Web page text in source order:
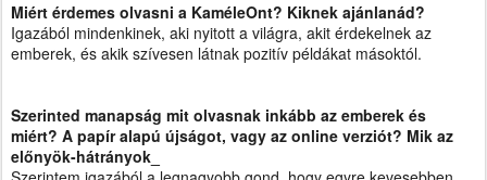
Miért érdemes olvasni a KaméleOnt? Kiknek ajánlanád?
Igazából mindenkinek, aki nyitott a világra, akit érdekelnek az
emberek, és akik szívesen látnak pozitív példákat másoktól.
Szerinted manapság mit olvasnak inkább az emberek és
miért? A papír alapú újságot, vagy az online verziót? Mik az
előnyök-hátrányok_